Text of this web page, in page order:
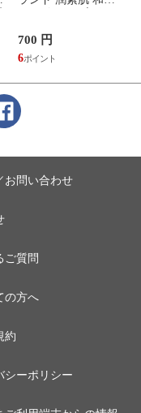
かえ用 380mL
700 円
6
お問い合わせ
ご質問
の方へ
約
シーポリシー